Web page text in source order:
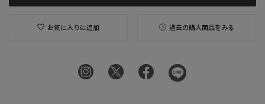
お気に入りに追加 過去の購入商品をみる